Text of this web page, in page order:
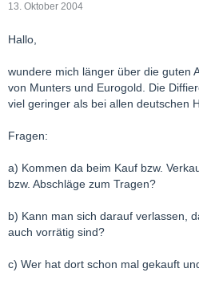
13. Oktober 2004
Hallo,
wundere mich länger über die guten
von Munters und Eurogold. Die
viel geringer als bei allen deutschen
Fragen:
a) Kommen da beim Kauf bzw.
bzw. Abschläge zum Tragen?
b) Kann man sich darauf verlassen,
auch vorrätig sind?
c) Wer hat dort schon mal gekauft